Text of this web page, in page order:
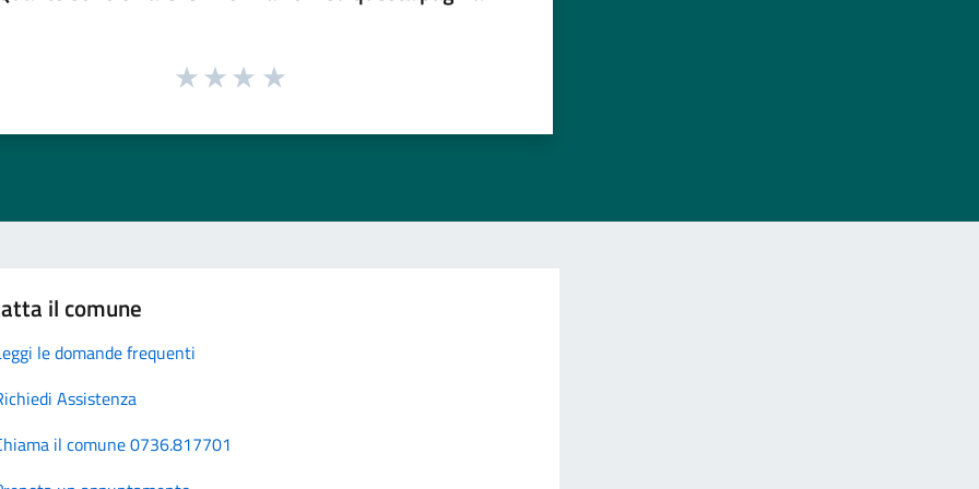
il comune
le domande frequenti
Assistenza
il comune 0736.817701